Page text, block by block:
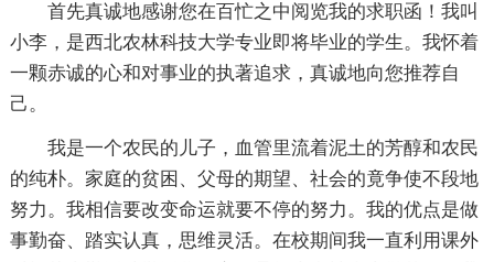
首先真诚地感谢您在百忙之中阅览我的求职函！我叫
小李，是西北农林科技大学专业即将毕业的学生。我怀着
一颗赤诚的心和对事业的执著追求，真诚地向您推荐自
己。
我是一个农民的儿子，血管里流着泥土的芳醇和农民
的纯朴。家庭的贫困、父母的期望、社会的竟争使不段地
努力。我相信要改变命运就要不停的努力。我的优点是做
事勤奋、踏实认真，思维灵活。在校期间我一直利用课外